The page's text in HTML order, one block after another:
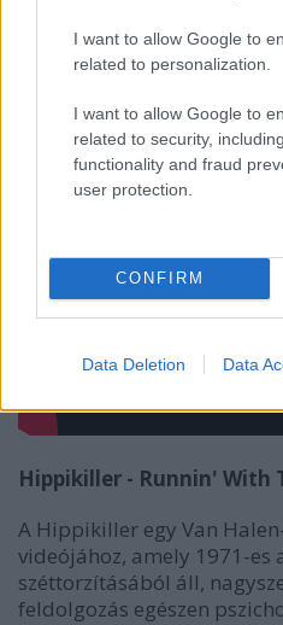
I want to allow Google to
related to personalization.
I want to allow Google to
related to security,
functionality and fraud
user protection.
CONFIRM
Data Deletion Data
Hippikiller - Runnin' With
A Hippikiller egy Van
videójához, amely 1971-es
széttorzításából áll,
feldolgozás egészen